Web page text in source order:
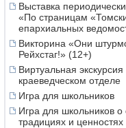
Выставка
«По страницам
епархиальных
Викторина «Они
Рейхстаг!» (12+)
Виртуальная экскурсия
краеведческом отделе
Игра для школьников
Игра для школьников
традициях и ценностях